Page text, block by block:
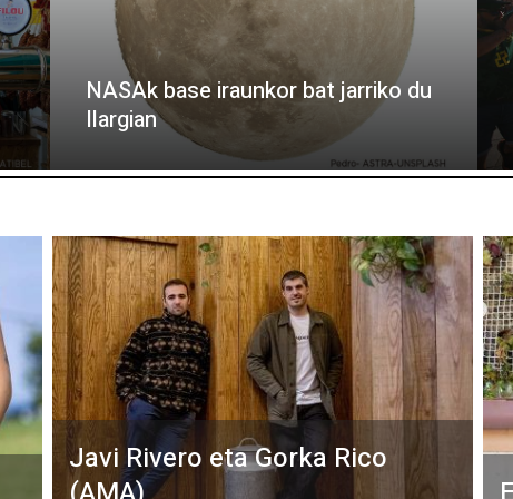
NASAk base iraunkor bat jarriko du
Ilargian
Javi Rivero eta Gorka Rico